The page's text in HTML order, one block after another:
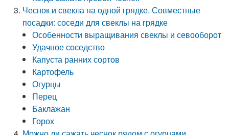
Чеснок и свекла на одной грядке. Совместные
посадки: соседи для свеклы на грядке
Особенности выращивания свеклы и севооборот
Удачное соседство
Капуста ранних сортов
Картофель
Огурцы
Перец
Баклажан
Горох